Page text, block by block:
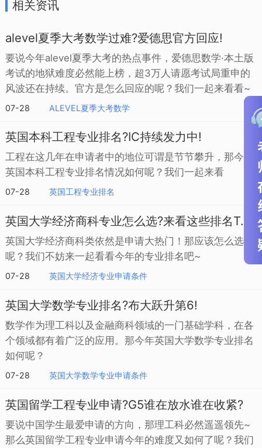
相关资讯
alevel夏季大考数学过难?爱德思官方回应!
要说今年alevel夏季大考的热点事件，爱德思数学·本土版
考试的地狱难度必然能上榜，超3万人请愿考试局重申的
风波还在持续。官方是怎么回应的呢？我们一起来看看~
07-28 ALEVEL夏季大考数学
英国本科工程专业排名?IC持续发力中!
工程在这几年在申请者中的地位可谓是节节攀升，那今年
英国本科工程专业排名情况如何呢？我们一起来看
07-28 英国工程专业排名
英国大学经济商科专业怎么选?来看这些排名TOP的学校
英国大学经济商科类依然是申请大热门！那应该怎么选校
呢？我们不妨来一起看看今年的专业排名吧~
07-28 英国大学经济专业申请条件
英国大学数学专业排名?布大跃升第6!
数学作为理工科以及金融商科领域的一门基础学科，在各
个领域都有着广泛的应用。那今年英国大学数学专业排名
如何呢？
07-28 英国大学数学专业申请条件
英国留学工程专业申请?G5谁在放水谁在收紧?
要说中国学生最爱申请的方向，那理工科必然遥遥领先~
那么英国留学工程专业申请今年的难度又如何了呢？我们